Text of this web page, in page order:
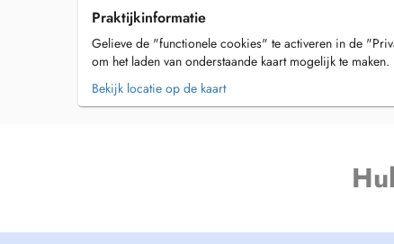
Praktijkinformatie
Gelieve de "functionele cookies" te activeren in de
om het laden van onderstaande kaart mogelijk te maken.
Bekijk locatie op de kaart